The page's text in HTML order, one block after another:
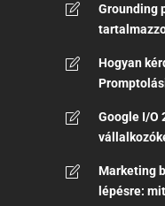
Grounding
Hogyan
Google I/O
Marketing
lépésre: